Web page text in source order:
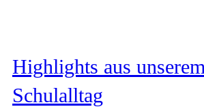
Highlights aus unserem
Schulalltag